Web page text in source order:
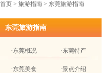
首页 > 旅游指南 > 东莞旅游指南
东莞旅游指南
·东莞概况 ·东莞特产
·东莞美食 ·景点介绍